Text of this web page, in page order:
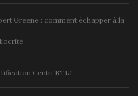
Greene : comment échapper à la
Centri BTL1